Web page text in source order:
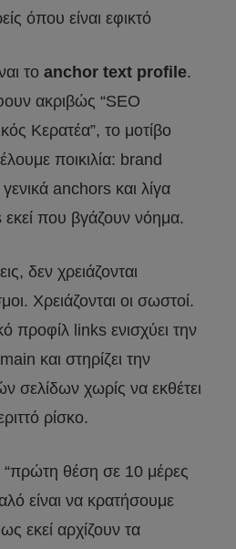
όπου είναι εφικτό
το anchor text profile.
ακριβώς “SEO
Κερατέα”, το μοτίβο
ποικιλία: brand
anchors και λίγα
που βγάζουν νόημα.
δεν χρειάζονται
Χρειάζονται οι σωστοί.
προφίλ links ενισχύει την
και στηρίζει την
σελίδων χωρίς να εκθέτει
ρίσκο.
θέση σε 10 μέρες
είναι να κρατήσουμε
εκεί αρχίζουν τα